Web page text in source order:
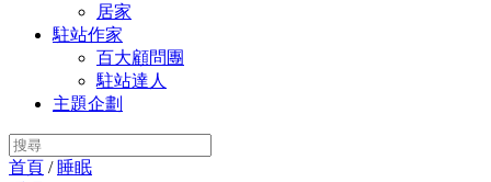
居家
駐站作家
百大顧問團
駐站達人
主題企劃
首頁 / 睡眠